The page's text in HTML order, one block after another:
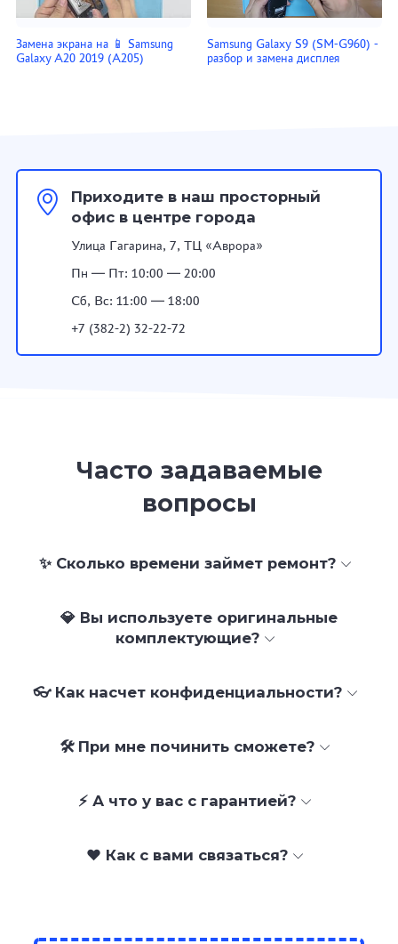
Замена экрана на 📱 Samsung
Galaxy A20 2019 (A205)
Samsung Galaxy S9 (SM-G960) -
разбор и замена дисплея
Приходите в наш просторный
офис в центре города
Улица Гагарина, 7, ТЦ «Аврора»
Пн — Пт: 10:00 — 20:00
Сб, Вс: 11:00 — 18:00
+7 (382-2) 32-22-72
Часто задаваемые
вопросы
✨ Сколько времени займет ремонт?
💎 Вы используете оригинальные
комплектующие?
👓 Как насчет конфиденциальности?
🛠 При мне починить сможете?
⚡ А что у вас с гарантией?
❤️ Как с вами связаться?